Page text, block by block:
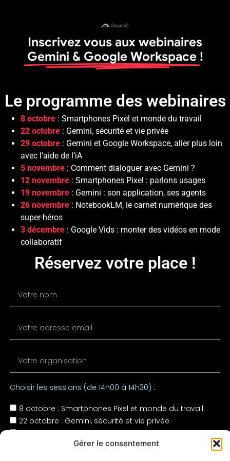
Gérer le consentement
Inscrivez vous aux webinaires
Gemini & Google Workspace !
Le programme des webinaires
8 octobre : Smartphones Pixel et monde du travail
22 octobre : Gemini, sécurité et vie privée
29 octobre : Gemini et Google Workspace, aller plus loin
avec l’aide de l’iA
5 novembre : Comment dialoguer avec Gemini ?
12 novembre : Smartphones Pixel : parlons usages
19 novembre : Gemini : son application, ses agents
26 novembre : NotebookLM, le carnet numérique des
super-héros
3 décembre : Google Vids : monter des vidéos en mode
collaboratif
Réservez votre place !
Choisir les sessions (de 14h00 à 14h30) :
8 octobre : Smartphones Pixel et monde du travail
22 octobre : Gemini, sécurité et vie privée
29 octobre : Gemini et Google Workspace, aller plus
loin avec l'aide de l'iA